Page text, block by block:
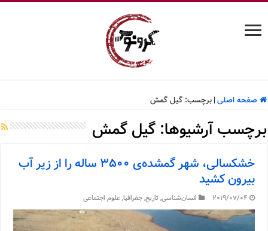
صفحه اصلی| برچسب:گیل گمش
برچسب آرشیوها:گیل گمش
خشکسالی، شهر گمشده‌ی ۳۵۰۰ ساله را از زیر آب
بیرون کشید
2019/07/04 انسان‌شناسی, تاریخ,جغرافیا,علوم اجتماعی